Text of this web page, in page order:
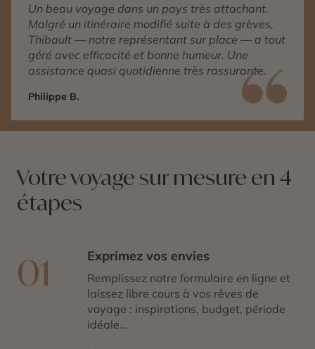
Un beau voyage dans un pays très attachant.
Malgré un itinéraire modifié suite à des grèves,
Thibault — notre représentant sur place — a tout
géré avec efficacité et bonne humeur. Une
assistance quasi quotidienne très rassurante.
Philippe B.
Votre voyage sur mesure en 4
étapes
01 Exprimez vos envies
Remplissez notre formulaire en ligne et
laissez libre cours à vos rêves de
voyage : inspirations, budget, période
idéale…